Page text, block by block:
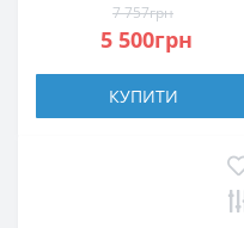
7 757грн
5 500грн
КУПИТИ